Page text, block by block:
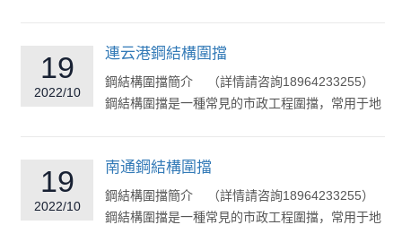
19
2022/10
連云港鋼結構圍擋
鋼結構圍擋簡介 （詳情請咨詢18964233255）
鋼結構圍擋是一種常見的市政工程圍擋，常用于地
19
2022/10
南通鋼結構圍擋
鋼結構圍擋簡介 （詳情請咨詢18964233255）
鋼結構圍擋是一種常見的市政工程圍擋，常用于地